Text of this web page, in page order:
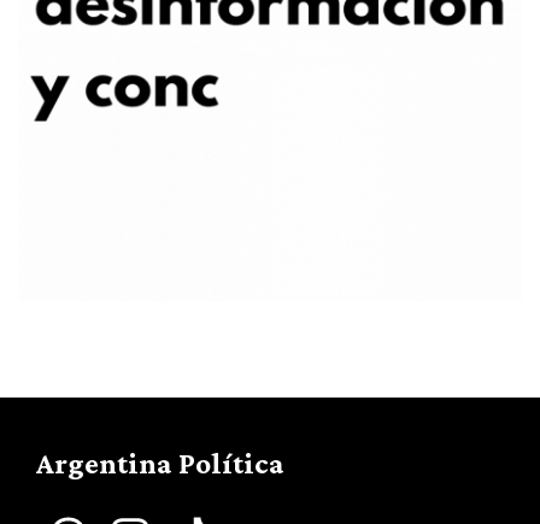
Argentina Política